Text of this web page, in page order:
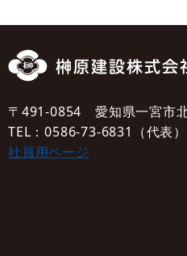
〒491-0854 愛知県一宮市
TEL：0586-73-6831（代表）
社員用ページ